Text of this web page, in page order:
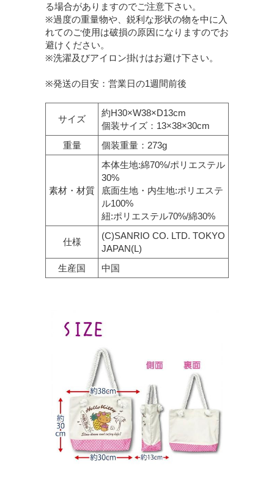
る場合がありますのでご注意下さい。
※過度の重量物や、鋭利な形状の物を中に入
れてのご使用は破損の原因になりますのでお
避けください。
※洗濯及びアイロン掛けはお避け下さい。
※発送の目安：営業日の1週間前後
サイズ
約H30×W38×D13cm
個装サイズ：13×38×30cm
重量
個装重量：273g
素材・材質
本体生地:綿70%/ポリエステル
30%
底面生地・内生地:ポリエステ
ル100%
紐:ポリエステル70%/綿30%
仕様
(C)SANRIO CO. LTD. TOKYO
JAPAN(L)
生産国
中国